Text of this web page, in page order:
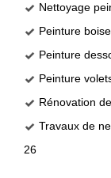
Nettoyage
Peinture
Peinture
Peinture
Rénovation
Travaux de
26